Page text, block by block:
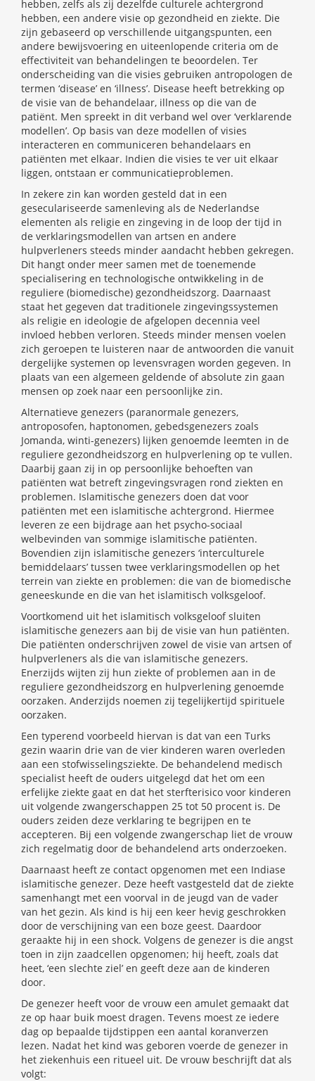
hebben, zelfs als zij dezelfde culturele achtergrond
hebben, een andere visie op gezondheid en ziekte. Die
zijn gebaseerd op verschillende uitgangspunten, een
andere bewijsvoering en uiteenlopende criteria om de
effectiviteit van behandelingen te beoordelen. Ter
onderscheiding van die visies gebruiken antropologen de
termen ‘disease’ en ‘illness’. Disease heeft betrekking op
de visie van de behandelaar, illness op die van de
patiënt. Men spreekt in dit verband wel over ‘verklarende
modellen’. Op basis van deze modellen of visies
interacteren en communiceren behandelaars en
patiënten met elkaar. Indien die visies te ver uit elkaar
liggen, ontstaan er communicatieproblemen.
In zekere zin kan worden gesteld dat in een
geseculariseerde samenleving als de Nederlandse
elementen als religie en zingeving in de loop der tijd in
de verklaringsmodellen van artsen en andere
hulpverleners steeds minder aandacht hebben gekregen.
Dit hangt onder meer samen met de toenemende
specialisering en technologische ontwikkeling in de
reguliere (biomedische) gezondheidszorg. Daarnaast
staat het gegeven dat traditionele zingevingssystemen
als religie en ideologie de afgelopen decennia veel
invloed hebben verloren. Steeds minder mensen voelen
zich geroepen te luisteren naar de antwoorden die vanuit
dergelijke systemen op levensvragen worden gegeven. In
plaats van een algemeen geldende of absolute zin gaan
mensen op zoek naar een persoonlijke zin.
Alternatieve genezers (paranormale genezers,
antroposofen, haptonomen, gebedsgenezers zoals
Jomanda, winti-genezers) lijken genoemde leemten in de
reguliere gezondheidszorg en hulpverlening op te vullen.
Daarbij gaan zij in op persoonlijke behoeften van
patiënten wat betreft zingevingsvragen rond ziekten en
problemen. Islamitische genezers doen dat voor
patiënten met een islamitische achtergrond. Hiermee
leveren ze een bijdrage aan het psycho-sociaal
welbevinden van sommige islamitische patiënten.
Bovendien zijn islamitische genezers ‘interculturele
bemiddelaars’ tussen twee verklaringsmodellen op het
terrein van ziekte en problemen: die van de biomedische
geneeskunde en die van het islamitisch volksgeloof.
Voortkomend uit het islamitisch volksgeloof sluiten
islamitische genezers aan bij de visie van hun patiënten.
Die patiënten onderschrijven zowel de visie van artsen of
hulpverleners als die van islamitische genezers.
Enerzijds wijten zij hun ziekte of problemen aan in de
reguliere gezondheidszorg en hulpverlening genoemde
oorzaken. Anderzijds noemen zij tegelijkertijd spirituele
oorzaken.
Een typerend voorbeeld hiervan is dat van een Turks
gezin waarin drie van de vier kinderen waren overleden
aan een stofwisselingsziekte. De behandelend medisch
specialist heeft de ouders uitgelegd dat het om een
erfelijke ziekte gaat en dat het sterfterisico voor kinderen
uit volgende zwangerschappen 25 tot 50 procent is. De
ouders zeiden deze verklaring te begrijpen en te
accepteren. Bij een volgende zwangerschap liet de vrouw
zich regelmatig door de behandelend arts onderzoeken.
Daarnaast heeft ze contact opgenomen met een Indiase
islamitische genezer. Deze heeft vastgesteld dat de ziekte
samenhangt met een voorval in de jeugd van de vader
van het gezin. Als kind is hij een keer hevig geschrokken
door de verschijning van een boze geest. Daardoor
geraakte hij in een shock. Volgens de genezer is die angst
toen in zijn zaadcellen opgenomen; hij heeft, zoals dat
heet, ‘een slechte ziel’ en geeft deze aan de kinderen
door.
De genezer heeft voor de vrouw een amulet gemaakt dat
ze op haar buik moest dragen. Tevens moest ze iedere
dag op bepaalde tijdstippen een aantal koranverzen
lezen. Nadat het kind was geboren voerde de genezer in
het ziekenhuis een ritueel uit. De vrouw beschrijft dat als
volgt: